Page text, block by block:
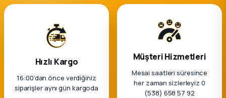
Hızlı Kargo
16:00’dan önce verdiğiniz
siparişler aynı gün kargoda
Müşteri Hizmetleri
Mesai saatleri süresince
her zaman sizlerleyiz 0
(538) 658 57 92